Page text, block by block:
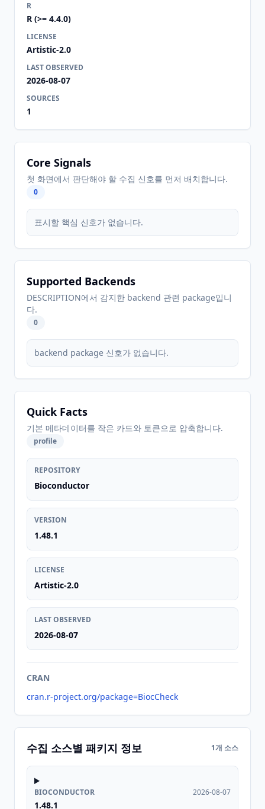
R
R (>= 4.4.0)
LICENSE
Artistic-2.0
LAST OBSERVED
2026-08-07
SOURCES
1
Core Signals
첫 화면에서 판단해야 할 수집 신호를 먼저 배치합니다.
0
표시할 핵심 신호가 없습니다.
Supported Backends
DESCRIPTION에서 감지한 backend 관련 package입니
다.
0
backend package 신호가 없습니다.
Quick Facts
기본 메타데이터를 작은 카드와 토큰으로 압축합니다.
profile
REPOSITORY
Bioconductor
VERSION
1.48.1
LICENSE
Artistic-2.0
LAST OBSERVED
2026-08-07
CRAN
cran.r-project.org/package=BiocCheck
수집 소스별 패키지 정보 1개 소스
BIOCONDUCTOR
1.48.1
2026-08-07